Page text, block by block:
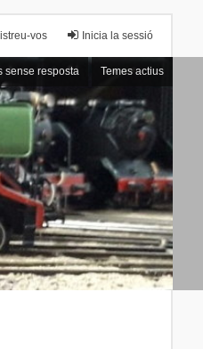
Inicia la sessió
vos
sense resposta Temes actius